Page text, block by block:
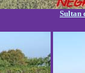
Sultan